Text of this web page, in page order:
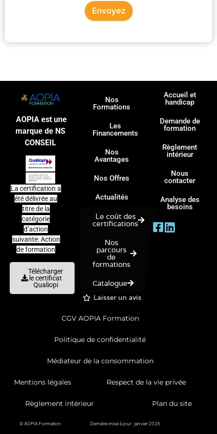
Envoyez
AOPIA est une
marque de NS
CONSEIL
La certification a
été délivrée au
titre de la
catégorie
d’action
suivante: Action
de formation
Télécharger
le certificat
Qualiopi
Nos
Formations
Les
Financements
Nos
Avantages
Nos Offres
Actualités
Le coût des
certifications
Nos
parcours
de
formations
Catalogue
Laisser un avis
Accueil et
handicap
Demande de
formation
Règlement
intérieur
Nous
contacter
Analyse des
besoins
CGV AOPIA Formation
Politique de confidentialité
Médiateur de la consommation
Mentions légales Respect de la vie privée
Règlement intérieur Plan du site
© AOPIA Formation Dernière mise à jour : janvier 2026